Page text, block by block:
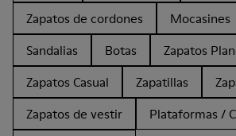
Zapatos de cordones
Mocasines
Sandalias
Botas
Zapatos
Zapatos Casual
Zapatillas
Zapatos de vestir
Plataformas /